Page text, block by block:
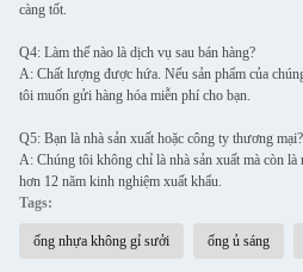
càng tốt.
Q4: Làm thế nào là dịch vụ sau bán hàng?
A: Chất lượng được hứa. Nếu sản phẩm của
tôi muốn gửi hàng hóa miễn phí cho bạn.
Q5: Bạn là nhà sản xuất hoặc công ty thương mại?
A: Chúng tôi không chỉ là nhà sản xuất mà còn
hơn 12 năm kinh nghiệm xuất khẩu.
Tags:
ống nhựa không gỉ sưởi ống ủ sáng